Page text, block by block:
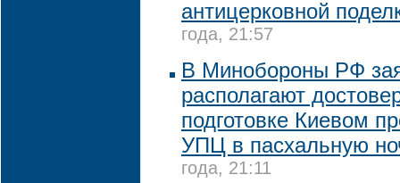
антицерковной
года, 21:57
В Минобороны РФ
располагают
подготовке Киевом
УПЦ в пасхальную
года, 21:11